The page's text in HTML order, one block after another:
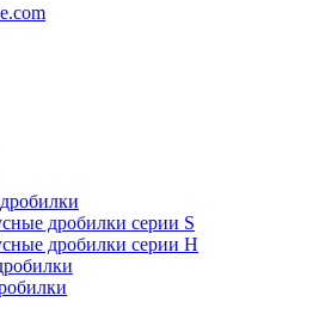
дробилки серии S
дробилки серии H